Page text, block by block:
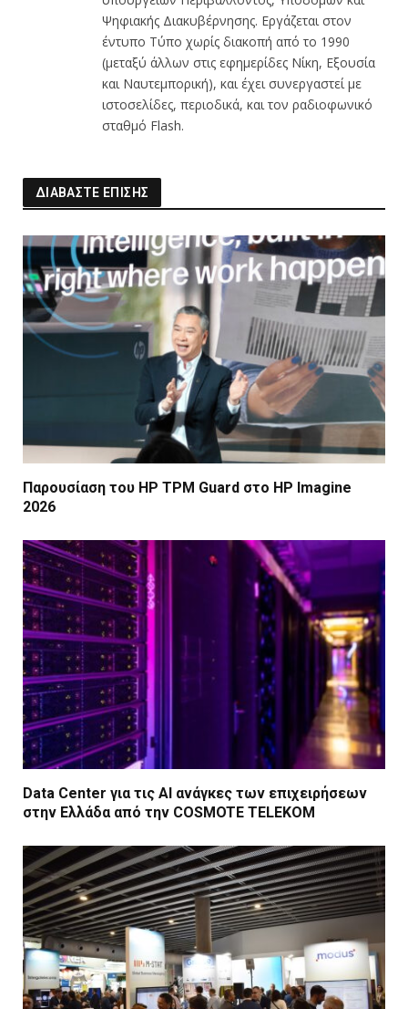
Ψηφιακής Διακυβέρνησης. Εργάζεται στον
έντυπο Τύπο χωρίς διακοπή από το 1990
(μεταξύ άλλων στις εφημερίδες Νίκη, Εξουσία
και Ναυτεμπορική), και έχει συνεργαστεί με
ιστοσελίδες, περιοδικά, και τον ραδιοφωνικό
σταθμό Flash.
ΔΙΑΒΑΣΤΕ ΕΠΙΣΗΣ
Παρουσίαση του HP TPM Guard στο HP Imagine
2026
Data Center για τις ΑΙ ανάγκες των επιχειρήσεων
στην Ελλάδα από την COSMOTE TELEKOM